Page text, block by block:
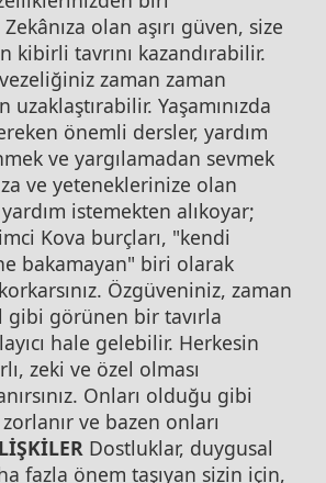
Zekânıza olan aşırı güven, size
kibirli tavrını kazandırabilir.
zaman zaman
uzaklaştırabilir. Yaşamınızda
önemli dersler, yardım
ve yargılamadan sevmek
ve yeteneklerinize olan
istemekten alıkoyar;
Kova burçları, "kendi
bakamayan" biri olarak
Özgüveniniz, zaman
gibi görünen bir tavırla
hale gelebilir. Herkesin
zeki ve özel olması
Onları olduğu gibi
ve bazen onları
Dostluklar, duygusal
fazla önem taşıyan sizin için,